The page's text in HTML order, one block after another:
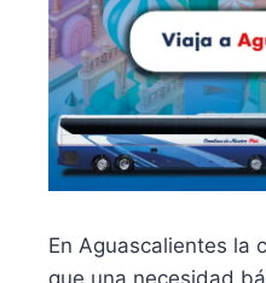
En Aguascalientes la
que una necesidad